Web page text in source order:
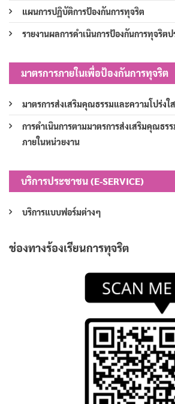
แผนการปฏิบัติการป้องกันการทุจริต
รายงานผลการดำเนินการป้องกันการทุจริต
มาตรการภายในเพื่อป้องกันการทุจริต
มาตรการส่งเสริมคุณธรรมและความโปร่งใ
การดำเนินการตามมาตรการส่งเสริมคุณธร
ภายในหน่วยงาน
บริการประชาชน (E-SERVICE)
บริการแบบฟอร์มต่างๆ
ช่องทางร้องเรียนการทุจริต